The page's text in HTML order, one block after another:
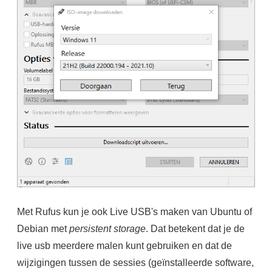
Met Rufus kun je ook Live USB's maken van Ubuntu of
Debian metpersistent storage. Dat betekent dat je de
live usb meerdere malen kunt gebruiken en dat de
wijzigingen tussen de sessies (geïnstalleerde software,